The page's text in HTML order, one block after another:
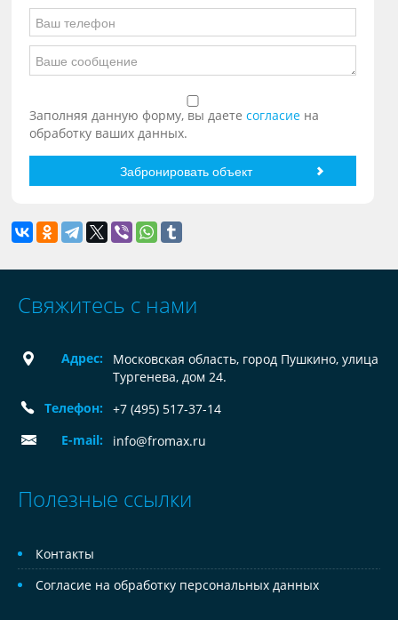
Заполняя данную форму, вы даетесогласие на
обработку ваших данных.
Свяжитесь с нами
Адрес:
Московская область, город Пушкино, улица
Тургенева, дом 24.
Телефон:
+7 (495) 517-37-14
E-mail:
info@fromax.ru
Полезные ссылки
Контакты
Согласие на обработку персональных данных